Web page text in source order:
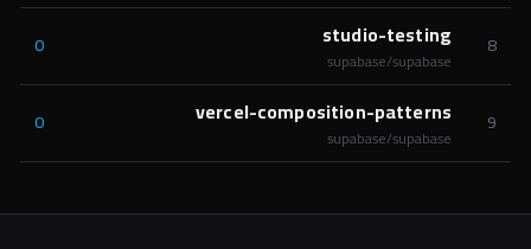
8
studio-testing
supabase/supabase
0
9
vercel-composition-patterns
supabase/supabase
0